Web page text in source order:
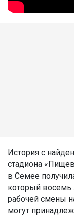
История с
стадиона
в Семее
который восемь
рабочей смены
могут